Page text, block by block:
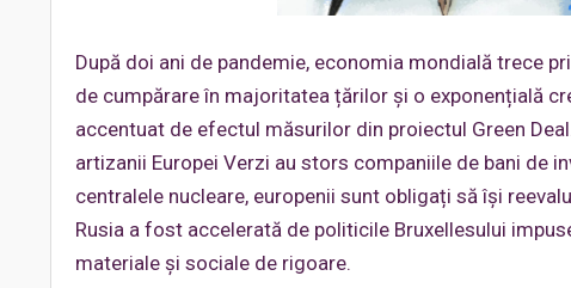
După doi ani de pandemie, economia mondială trece
de cumpărare în majoritatea țărilor și o exponențială
accentuat de efectul măsurilor din proiectul Green
artizanii Europei Verzi au stors companiile de bani de
centralele nucleare, europenii sunt obligați să își
Rusia a fost accelerată de politicile Bruxellesului
materiale și sociale de rigoare.